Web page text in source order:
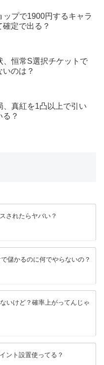
ップで1900円するキャラ
定で出る？
、恒常S選択チケットで
のは？
、真紅を1凸以上で引い
る？
されたらヤバい？
儲かるのに何でやらないの？
いけど？確率上がってんじゃ
ント設置使ってる？